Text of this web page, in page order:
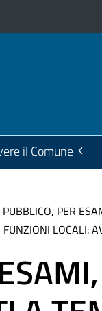
il Comune
PER
LOCALI: